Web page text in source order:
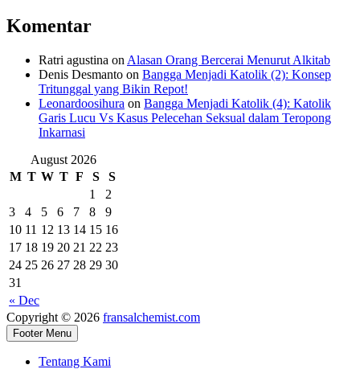
Komentar
Ratri agustina on Alasan Orang Bercerai Menurut Alkitab
Denis Desmanto on Bangga Menjadi Katolik (2): Konsep
Tritunggal yang Bikin Repot!
Leonardoosihura on Bangga Menjadi Katolik (4): Katolik
Garis Lucu Vs Kasus Pelecehan Seksual dalam Teropong
Inkarnasi
August 2026
M T W T F S S
« Dec
1
2
3
4 5 6 7 8
9
10 11 12 13 14 15 16
17 18 19 20 21 22 23
24 25 26 27 28 29 30
31
Copyright © 2026 fransalchemist.com
Footer Menu
Tentang Kami